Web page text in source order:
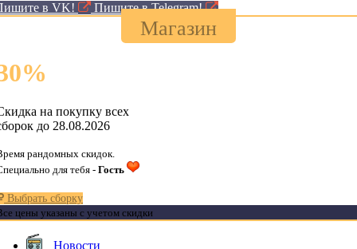
в VK! Пишите в Telegram!
Магазин
%
на покупку всех
до 28.08.2026
рандомных скидок.
для тебя - Гость
Выбрать сборку
цены указаны с учетом скидки
Новости